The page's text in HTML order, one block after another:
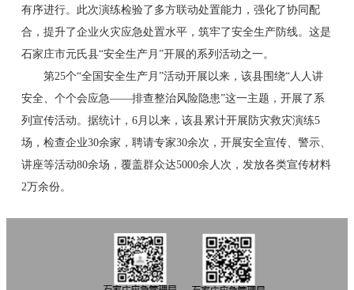
有序进行。此次演练检验了多方联动处置能力，强化了协同配
合，提升了企业火灾应急处置水平，筑牢了安全生产防线。这是
石家庄市元氏县“安全生产月”开展的系列活动之一。
第25个“全国安全生产月”活动开展以来，该县围绕“人人讲
安全、个个会应急——排查整治风险隐患”这一主题，开展了系
列宣传活动。据统计，6月以来，该县累计开展防灾救灾演练5
场，检查企业30余家，聘请专家30余次，开展安全宣传、警示、
讲座等活动80余场，覆盖群众达5000余人次，发放各类宣传材料
2万余份。